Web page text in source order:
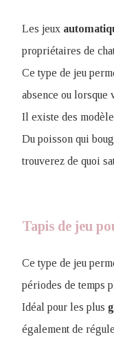
Les jeux
propriétaires de
Ce type de jeu
absence ou lorsque
Il existe des
Du poisson qui
trouverez de quoi
Tapis de jeu
Ce type de jeu
périodes de temps
Idéal pour les plus
également de